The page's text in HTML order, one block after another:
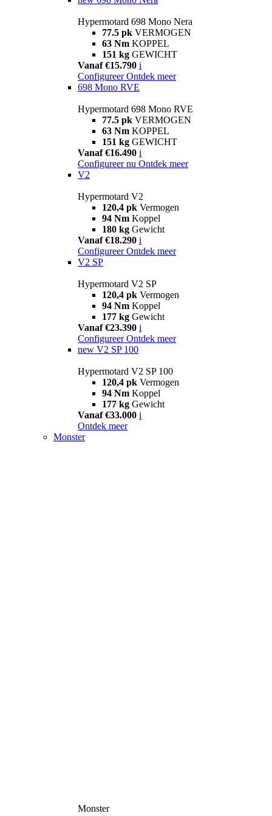
Hypermotard 698 Mono Nera
77.5 pk VERMOGEN
63 Nm KOPPEL
151 kg GEWICHT
Vanaf €15.790 i
Configureer Ontdek meer
698 Mono RVE
Hypermotard 698 Mono RVE
77.5 pk VERMOGEN
63 Nm KOPPEL
151 kg GEWICHT
Vanaf €16.490 i
Configureer nu Ontdek meer
V2
Hypermotard V2
120,4 pk Vermogen
94 Nm Koppel
180 kg Gewicht
Vanaf €18.290 i
Configureer Ontdek meer
V2 SP
Hypermotard V2 SP
120,4 pk Vermogen
94 Nm Koppel
177 kg Gewicht
Vanaf €23.390 i
Configureer Ontdek meer
new V2 SP 100
Hypermotard V2 SP 100
120,4 pk Vermogen
94 Nm Koppel
177 kg Gewicht
Vanaf €33.000 i
Ontdek meer
Monster
Monster